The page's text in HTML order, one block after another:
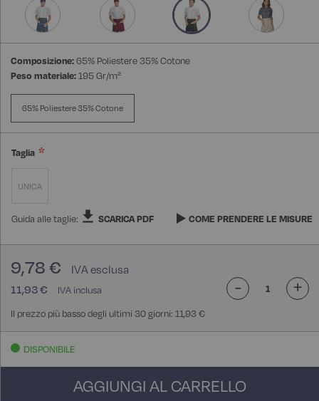
Composizione:65% Poliestere 35% Cotone
Peso materiale:195 Gr/m²
65% Poliestere 35% Cotone
Taglia
UNICA
Guida alle taglie: SCARICA PDF COME PRENDERE LE MISURE
11,93 €
9,78 €
Il prezzo più basso degli ultimi 30 giorni: 11,93 €
- +
DISPONIBILE
AGGIUNGI AL CARRELLO